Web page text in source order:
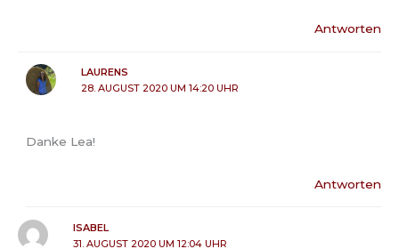
Antworten
LAURENS
28. AUGUST 2020 UM 14:20 UHR
Danke Lea!
Antworten
ISABEL
31. AUGUST 2020 UM 12:04 UHR